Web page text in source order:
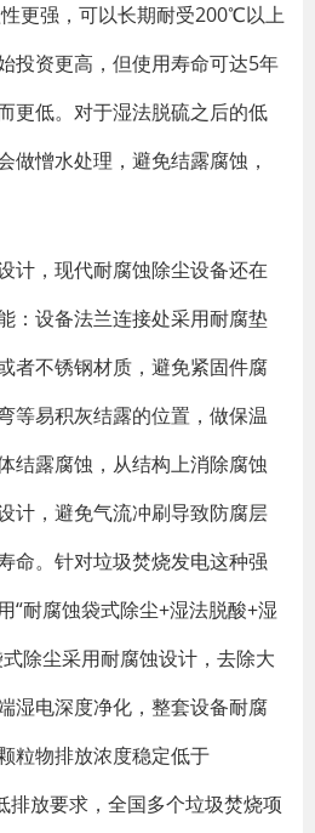
更强，可以长期耐受200℃以上
投资更高，但使用寿命可达5年
更低。对于湿法脱硫之后的低
做憎水处理，避免结露腐蚀，
计，现代耐腐蚀除尘设备还在
：设备法兰连接处采用耐腐垫
者不锈钢材质，避免紧固件腐
等易积灰结露的位置，做保温
结露腐蚀，从结构上消除腐蚀
计，避免气流冲刷导致防腐层
命。针对垃圾焚烧发电这种强
“耐腐蚀袋式除尘+湿法脱酸+湿
除尘采用耐腐蚀设计，去除大
湿电深度净化，整套设备耐腐
粒物排放浓度稳定低于
排放要求，全国多个垃圾焚烧项